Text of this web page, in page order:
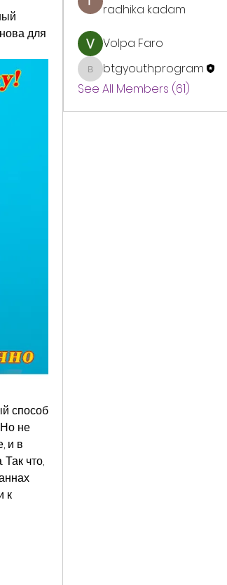
для
способ
не
и в
что,
к
radhika kadam
Volpa Faro
btgyouthprogram
btgyouthprogram
See All Members (61)